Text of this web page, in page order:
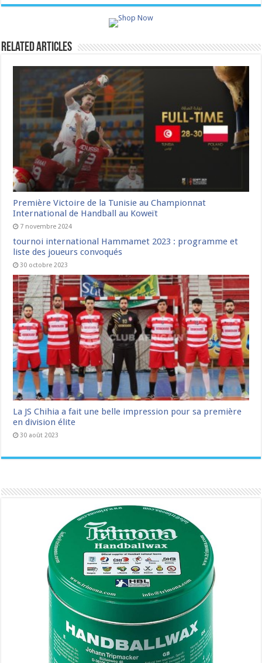
Related Articles
Première Victoire de la Tunisie au Championnat
International de Handball au Koweït
7 novembre 2024
tournoi international Hammamet 2023 : programme et
liste des joueurs convoqués
30 octobre 2023
La JS Chihia a fait une belle impression pour sa première
en division élite
30 août 2023